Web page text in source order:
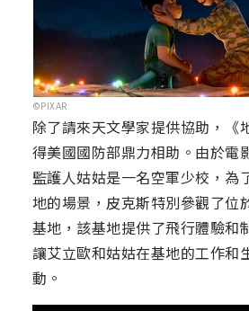
©PIXAR
除了請來天文學家提供協助，《
得美國國防部鼎力相助。由於電
監護人姑姑是一名空軍少校，為
地的場景，皮克斯特別參觀了位
基地，該基地提供了飛行體驗和
讓艾立歐和姑姑在基地的工作和
動。